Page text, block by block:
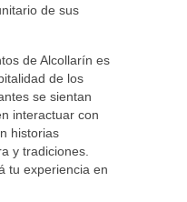
de sus
de Alcollarín es
de los
se sientan
interactuar con
historias
y tradiciones.
tu experiencia en